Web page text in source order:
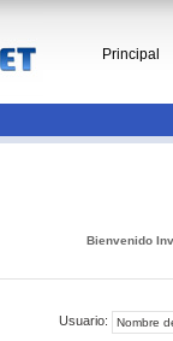
Principal
Bienvenido
Usuario: